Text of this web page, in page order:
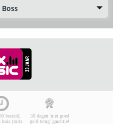
besteld,
huis (mits
30 dagen 'niet goed
geld terug' garantie!